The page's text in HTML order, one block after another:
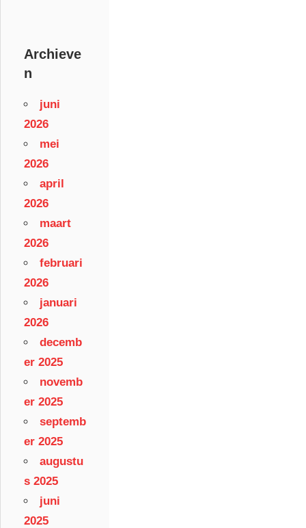
Archieve
n
juni
2026
mei
2026
april
2026
maart
2026
februari
2026
januari
2026
decemb
er 2025
novemb
er 2025
septemb
er 2025
augustu
s 2025
juni
2025